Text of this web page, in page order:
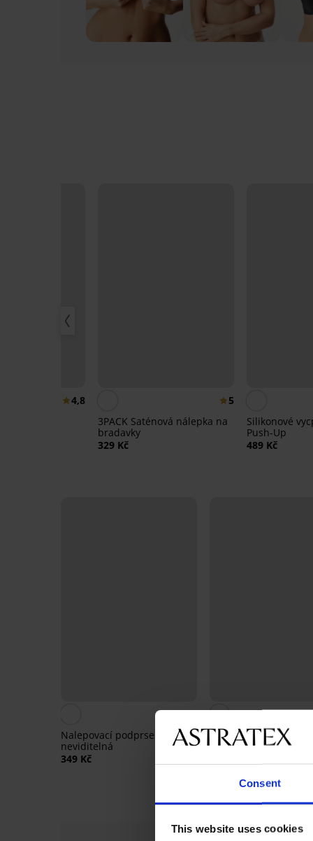
Consent
This website uses cookies
4,8
5
3PACK Saténová nálepka na
bradavky
329 Kč
Silikonové
Push-Up
489 Kč
4,7
Nalepovací podprsenka
neviditelná
349 Kč
Podprsenka
ramínek